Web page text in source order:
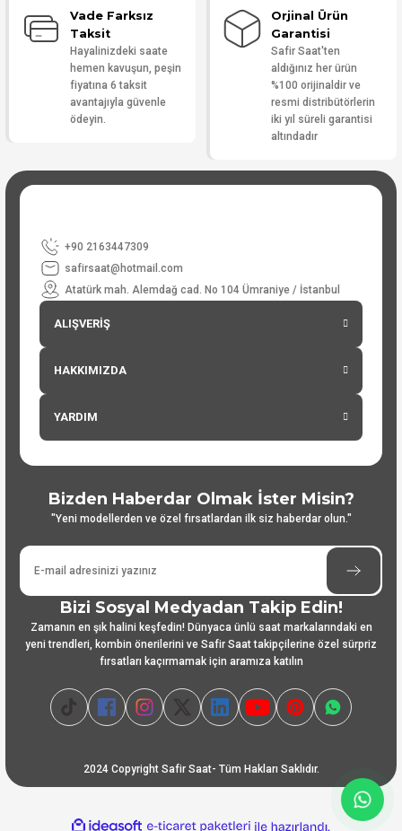
Vade Farksız
Taksit
Hayalinizdeki saate
hemen kavuşun, peşin
fiyatına 6 taksit
avantajıyla güvenle
ödeyin.
Orjinal Ürün
Garantisi
Safir Saat'ten
aldığınız her ürün
%100 orijinaldir ve
resmi distribütörlerin
iki yıl süreli garantisi
altındadır
+90 2163447309
safirsaat@hotmail.com
Atatürk mah. Alemdağ cad. No 104 Ümraniye / İstanbul
ALIŞVERİŞ
HAKKIMIZDA
YARDIM
Bizden Haberdar Olmak İster Misin?
"Yeni modellerden ve özel fırsatlardan ilk siz haberdar olun."
Bizi Sosyal Medyadan Takip Edin!
Zamanın en şık halini keşfedin! Dünyaca ünlü saat markalarındaki en
yeni trendleri, kombin önerilerini ve Safir Saat takipçilerine özel sürpriz
fırsatları kaçırmamak için aramıza katılın
2024 Copyright Safir Saat- Tüm Hakları Saklıdır.
ideasoft e-